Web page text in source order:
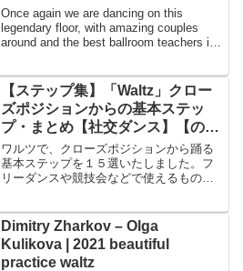
Robert Wota
Once again we are dancing on this
legendary floor, with amazing couples
around and the best ballroom teachers in
【ステップ集】「Waltz」クロー
ズポジションからの基本ステッ
プ・まとめ【社交ダンス】【のり
みちch】
ワルツで、クローズポジションから踊る
基本ステップを１５選いたしました。フ
リーダンスや競技会などで使えるもので
もお役に立てれば幸いです。チャンネル
登録・高評価・コメント是...
Dimitry Zharkov – Olga
Kulikova | 2021 beautiful
practice waltz